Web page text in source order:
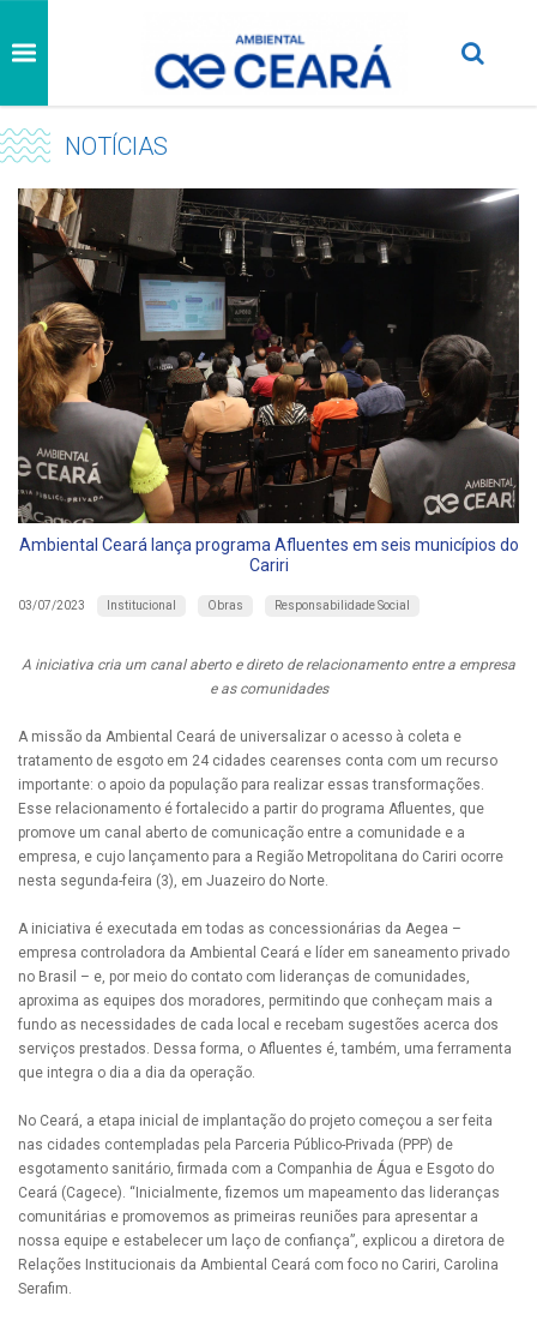
NOTÍCIAS
Ambiental Ceará lança programa Afluentes em seis municípios do
Cariri
03/07/2023 Institucional Obras Responsabilidade Social
A iniciativa cria um canal aberto e direto de relacionamento entre a empresa
e as comunidades
A missão da Ambiental Ceará de universalizar o acesso à coleta e
tratamento de esgoto em 24 cidades cearenses conta com um recurso
importante: o apoio da população para realizar essas transformações.
Esse relacionamento é fortalecido a partir do programa Afluentes, que
promove um canal aberto de comunicação entre a comunidade e a
empresa, e cujo lançamento para a Região Metropolitana do Cariri ocorre
nesta segunda-feira (3), em Juazeiro do Norte.
A iniciativa é executada em todas as concessionárias da Aegea –
empresa controladora da Ambiental Ceará e líder em saneamento privado
no Brasil – e, por meio do contato com lideranças de comunidades,
aproxima as equipes dos moradores, permitindo que conheçam mais a
fundo as necessidades de cada local e recebam sugestões acerca dos
serviços prestados. Dessa forma, o Afluentes é, também, uma ferramenta
que integra o dia a dia da operação.
No Ceará, a etapa inicial de implantação do projeto começou a ser feita
nas cidades contempladas pela Parceria Público-Privada (PPP) de
esgotamento sanitário, firmada com a Companhia de Água e Esgoto do
Ceará (Cagece). “Inicialmente, fizemos um mapeamento das lideranças
comunitárias e promovemos as primeiras reuniões para apresentar a
nossa equipe e estabelecer um laço de confiança”, explicou a diretora de
Relações Institucionais da Ambiental Ceará com foco no Cariri, Carolina
Serafim.